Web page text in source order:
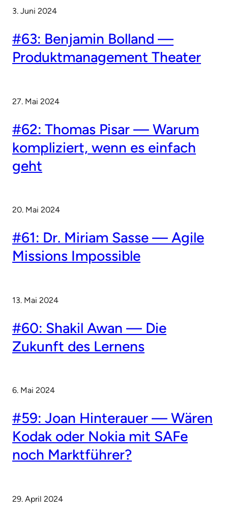
3. Juni 2024
#63: Benjamin Bolland —
Produktmanagement Theater
27. Mai 2024
#62: Thomas Pisar — Warum
kompliziert, wenn es einfach
geht
20. Mai 2024
#61: Dr. Miriam Sasse — Agile
Missions Impossible
13. Mai 2024
#60: Shakil Awan — Die
Zukunft des Lernens
6. Mai 2024
#59: Joan Hinterauer — Wären
Kodak oder Nokia mit SAFe
noch Marktführer?
29. April 2024